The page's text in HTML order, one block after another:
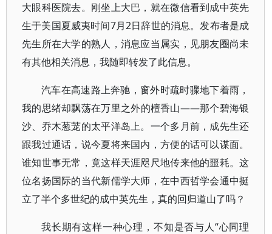
大眼科医院去。刚坐上大巴，就在微信看到成中英先
生于美国夏威夷时间7月2日辞世的消息。发布者是成
先生所在大学的熟人，消息应当属实，见朋友圈尚未
有其他相关消息，我随即转发了此信息。
汽车在高速路上奔驰，窗外时疏时骤地下着雨，
我的思绪却飘荡在万里之外的檀香山——那个碧海银
沙、乔木葱茏的太平洋岛上。一个多月前，成先生还
跟我过通话，说今夏将来国内，方便的话可以谋面。
谁知世事无常，竟这样天涯咫尺地传来他的噩耗。这
位名扬国际的当代新儒学大师，在中西哲学会通中挺
立了半个多世纪的成中英先生，真的回归道山了吗？
我长期有这样一种心理，不知是否与人“心同理